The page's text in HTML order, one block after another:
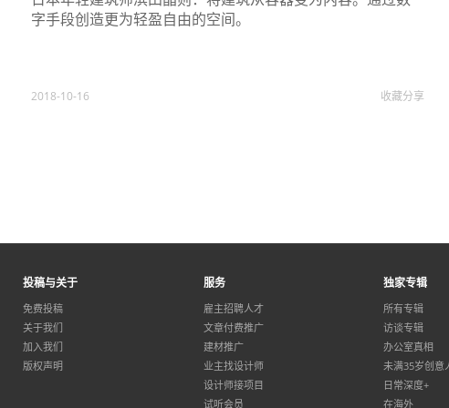
字手段创造更为轻盈自由的空间。
2018-10-16 收藏分享
投稿与关于
免费投稿
关于我们
加入我们
版权声明
服务
雇主招聘人才
文章付费推广
建材推广
业主找设计师
设计师接项目
试听会员
独家专辑
所有专辑
访谈专辑
办公室真相
未满35岁创意
日常深度+
在海外